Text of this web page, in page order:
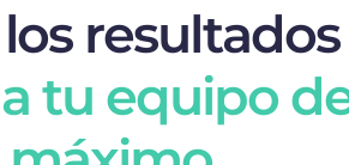
tu equipo